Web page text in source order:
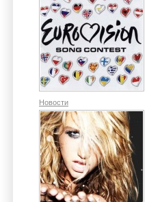
Новости